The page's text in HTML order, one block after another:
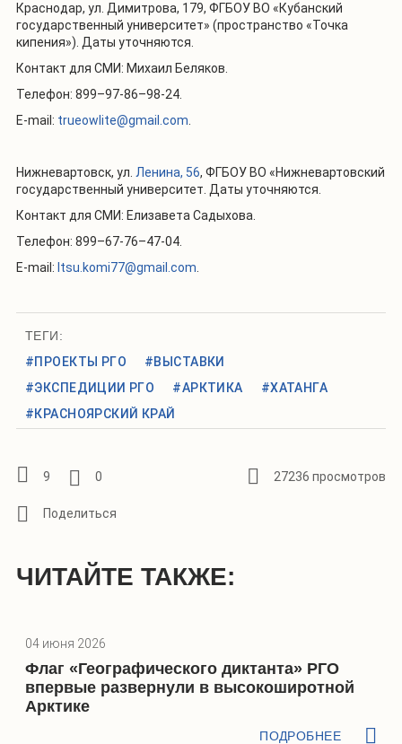
Краснодар, ул. Димитрова, 179, ФГБОУ ВО «Кубанский
государственный университет» (пространство «Точка
кипения»). Даты уточняются.
Контакт для СМИ: Михаил Беляков.
Телефон: 899–97-86–98-24.
E-mail: trueowlite@gmail.com
Нижневартовск, ул. Ленина, 56, ФГБОУ ВО «Нижневартовский
государственный университет. Даты уточняются.
Контакт для СМИ: Елизавета Садыхова.
Телефон: 899–67-76–47-04.
E-mail: Itsu.komi77@gmail.com
ТЕГИ:
#ПРОЕКТЫ РГО
#ВЫСТАВКИ
#ЭКСПЕДИЦИИ РГО
#АРКТИКА
#ХАТАНГА
#КРАСНОЯРСКИЙ КРАЙ
9 0 27236 просмотров
ЧИТАЙТЕ ТАКЖЕ:
04 июня 2026
Флаг «Географического диктанта» РГО
впервые развернули в высокоширотной
Арктике
ПОДРОБНЕЕ